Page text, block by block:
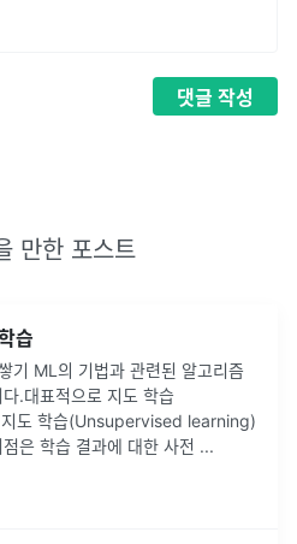
댓글 작성
만한 포스트
습
기 ML의 기법과 관련된 알고리즘
.대표적으로 지도 학습
도 학습(Unsupervised learning)
은 학습 결과에 대한 사전 ...